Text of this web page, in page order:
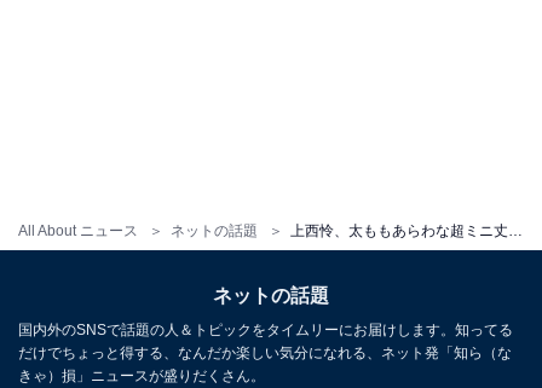
All About ニュース ネットの話題 上西怜、太ももあらわな超ミニ丈ショーパンの私服姿を披露！ 「えっめっちゃかわいい！」「綺麗な脚」
ネットの話題
国内外のSNSで話題の人＆トピックをタイムリーにお届けします。知ってる
だけでちょっと得する、なんだか楽しい気分になれる、ネット発「知ら（な
きゃ）損」ニュースが盛りだくさん。